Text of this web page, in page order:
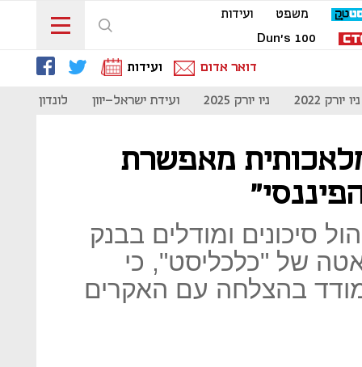
משפט
ועידות
Dun's 100
דואר אדום
ועידות
ניו יורק 2022 ניו יורק 2025 ועידת ישראל-יוון לונדון 2023
מאפשרת
סיכונים ומודלים בבנק
של "כלכליסט", כי
בהצלחה עם האקרים